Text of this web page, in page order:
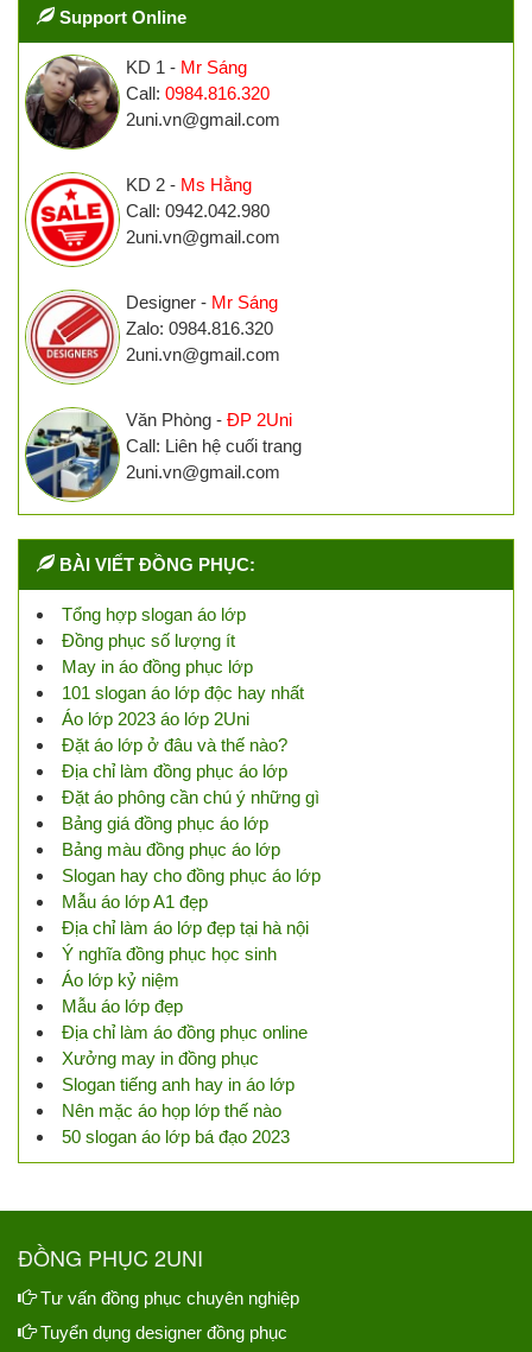
Support Online
KD 1 - Mr Sáng
Call: 0984.816.320
2uni.vn@gmail.com
KD 2 - Ms Hằng
Call: 0942.042.980
2uni.vn@gmail.com
Designer - Mr Sáng
Zalo: 0984.816.320
2uni.vn@gmail.com
Văn Phòng - ĐP 2Uni
Call: Liên hệ cuối trang
2uni.vn@gmail.com
BÀI VIẾT ĐỒNG PHỤC:
Tổng hợp slogan áo lớp
Đồng phục số lượng ít
May in áo đồng phục lớp
101 slogan áo lớp độc hay nhất
Áo lớp 2023 áo lớp 2Uni
Đặt áo lớp ở đâu và thế nào?
Địa chỉ làm đồng phục áo lớp
Đặt áo phông cần chú ý những gì
Bảng giá đồng phục áo lớp
Bảng màu đồng phục áo lớp
Slogan hay cho đồng phục áo lớp
Mẫu áo lớp A1 đẹp
Địa chỉ làm áo lớp đẹp tại hà nội
Ý nghĩa đồng phục học sinh
Áo lớp kỷ niệm
Mẫu áo lớp đẹp
Địa chỉ làm áo đồng phục online
Xưởng may in đồng phục
Slogan tiếng anh hay in áo lớp
Nên mặc áo họp lớp thế nào
50 slogan áo lớp bá đạo 2023
ĐỒNG PHỤC 2UNI
Tư vấn đồng phục chuyên nghiệp
Tuyển dụng designer đồng phục